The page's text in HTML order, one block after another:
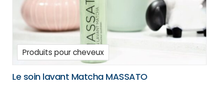
Produits pour cheveux
Le soin lavant Matcha MASSATO